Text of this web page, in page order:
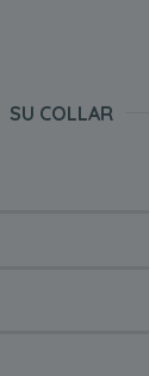
SU COLLAR